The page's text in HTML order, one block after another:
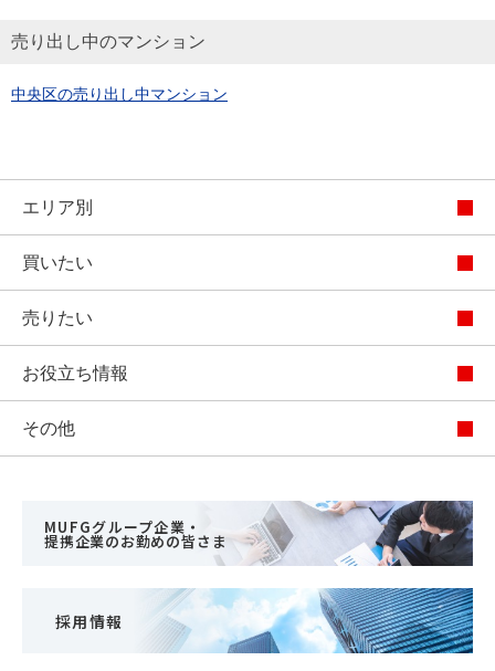
売り出し中のマンション
中央区の売り出し中マンション
エリア別
買いたい
売りたい
お役立ち情報
その他
MUFGグループ企業・
提携企業のお勤めの皆さま
採用情報